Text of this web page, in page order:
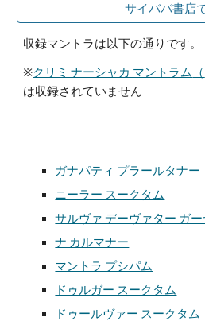
サイババ書店
収録マントラは以下の通りです。
※クリミ ナーシャカ マントラム （
は収録されていません
ガナパティ プラールタナー
ニーラー スークタム
サルヴァ デーヴァター ガ
ナ カルマナー
マントラ プシパム
ドゥルガー スークタム
ドゥールヴァー スークタム